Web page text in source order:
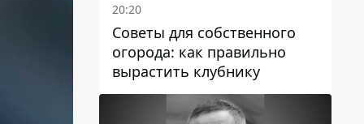
20:20
Советы для собственного
огорода: как правильно
вырастить клубнику